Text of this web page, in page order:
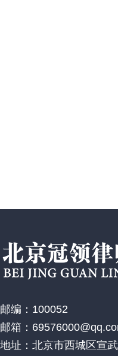
邮编：100052
邮箱：
地址：北京市西城区宣